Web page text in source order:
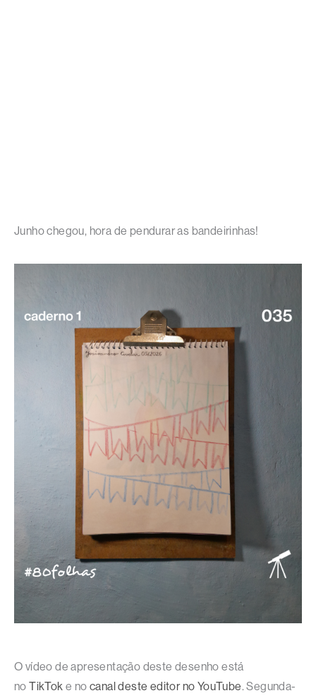
Junho chegou, hora de pendurar as bandeirinhas!
O vídeo de apresentação deste desenho está
noTikTok e nocanal deste editor no YouTube. Segunda-